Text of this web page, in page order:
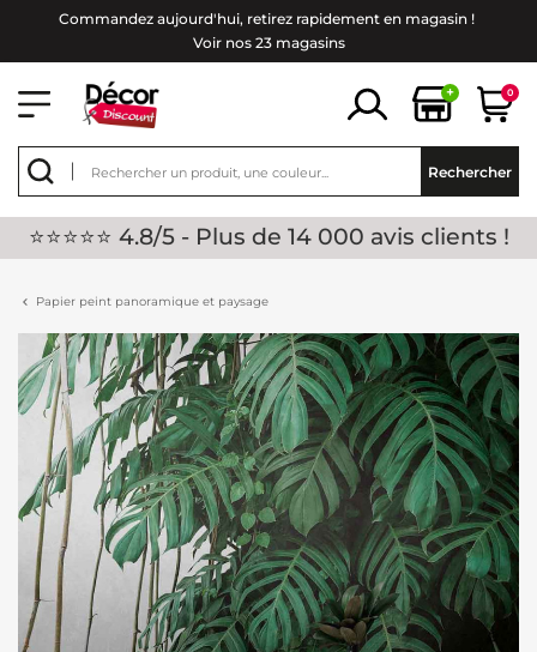
Commandez aujourd'hui, retirez rapidement en magasin !
Voir nos 23 magasins
+ 0
Rechercher
⭐⭐⭐⭐⭐ 4.8/5 - Plus de 14 000 avis clients !
Papier peint panoramique et paysage